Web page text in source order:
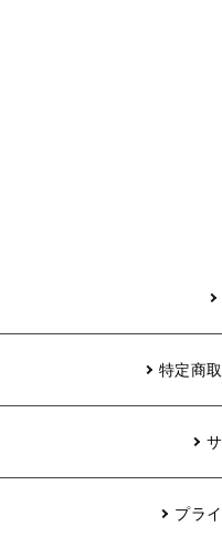
特定商
プラ